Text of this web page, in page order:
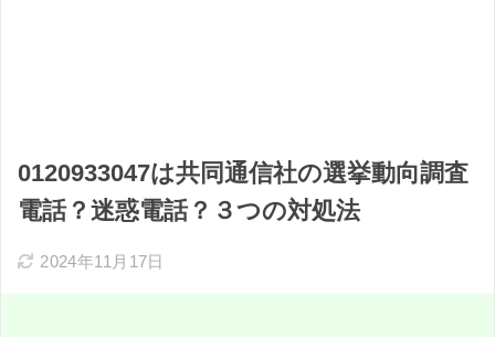
0120933047は共同通信社の選挙動向調査
電話？迷惑電話？３つの対処法
2024年11月17日